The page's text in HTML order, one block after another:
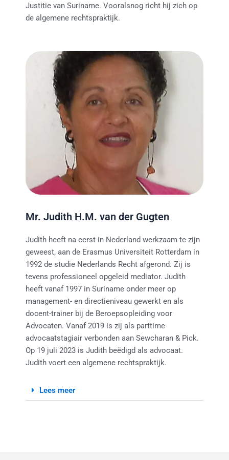
Justitie van Suriname. Vooralsnog richt hij zich op
de algemene rechtspraktijk.
Mr. Judith H.M. van der Gugten
Judith heeft na eerst in Nederland werkzaam te zijn
geweest, aan de Erasmus Universiteit Rotterdam in
1992 de studie Nederlands Recht afgerond. Zij is
tevens professioneel opgeleid mediator. Judith
heeft vanaf 1997 in Suriname onder meer op
management- en directieniveau gewerkt en als
docent-trainer bij de Beroepsopleiding voor
Advocaten. Vanaf 2019 is zij als parttime
advocaatstagiair verbonden aan Sewcharan & Pick.
Op 19 juli 2023 is Judith beëdigd als advocaat.
Judith voert een algemene rechtspraktijk.
Lees meer